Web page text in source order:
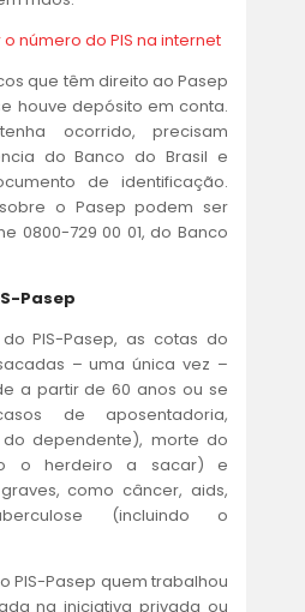
número do PIS na internet
que têm direito ao Pasep
houve depósito em conta.
ocorrido, precisam
do Banco do Brasil e
de identificação.
o Pasep podem ser
0800-729 00 01, do Banco
Pasep
PIS-Pasep, as cotas do
– uma única vez –
a partir de 60 anos ou se
de aposentadoria,
do dependente), morte do
o herdeiro a sacar) e
como câncer, aids,
(incluindo o
PIS-Pasep quem trabalhou
na iniciativa privada ou